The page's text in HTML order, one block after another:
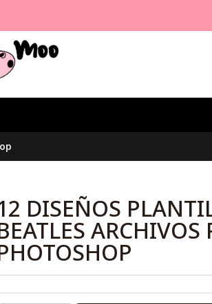
DISEÑOS
ARCHIVOS